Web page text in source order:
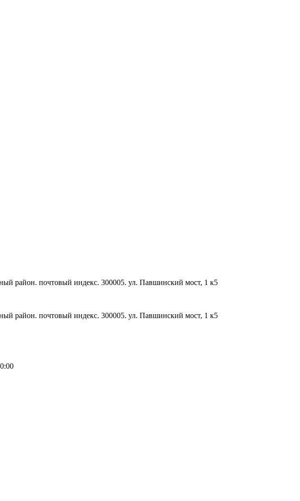
район. почтовый индекс. 300005. ул. Павшинский мост, 1 к5
район. почтовый индекс. 300005. ул. Павшинский мост, 1 к5